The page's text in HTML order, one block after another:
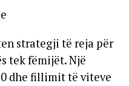
strategji të reja për
tek fëmijët. Një
dhe fillimit të viteve